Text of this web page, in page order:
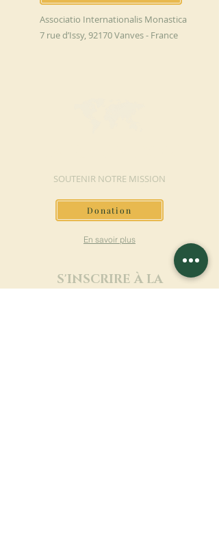
Associatio Internationalis Monastica
7 rue d’Issy, 92170 Vanves - France
SOUTENIR NOTRE MISSION
Donation
En savoir plus
S'INSCRIRE À LA